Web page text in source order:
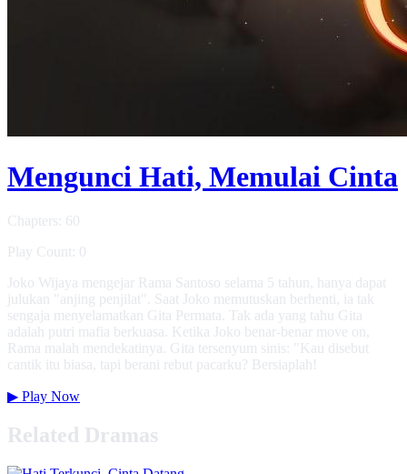
Mengunci Hati, Memulai Cinta
Chapters: 60
Play Count: 0
Joko Wijaya mengejar Rama Santoso selama 5 tahun, hanya dapat
julukan "anjing penjilat". Saat Joko memutuskan berhenti, ia tak
sengaja menyelamatkan Gita Permata. Tak ada yang tahu Gita
adalah putri mafia berkuasa. Ketika Joko benar-benar move on,
Rama malah mendekatinya. Gita tersenyum sinis: "Kau disebut
cantik itu biasa, tapi berani rebut pacarku? Bersiaplah!
▶ Play Now
Related Dramas